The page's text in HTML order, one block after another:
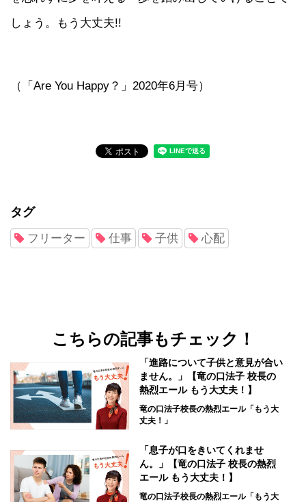
しょう。もう大丈夫!!
（「Are You Happy？」2020年6月号）
タグ
フリーター 仕事 子供 心配
こちらの記事もチェック！
「進路について子供と意見が合い
ません。」【竜の口法子 校長の
熱烈エール もう大丈夫！】
竜の口法子校長の熱烈エール「もう大
丈夫！」
「息子が口をきいてくれませ
ん。」【竜の口法子 校長の熱烈
エール もう大丈夫！】
竜の口法子校長の熱烈エール「もう大